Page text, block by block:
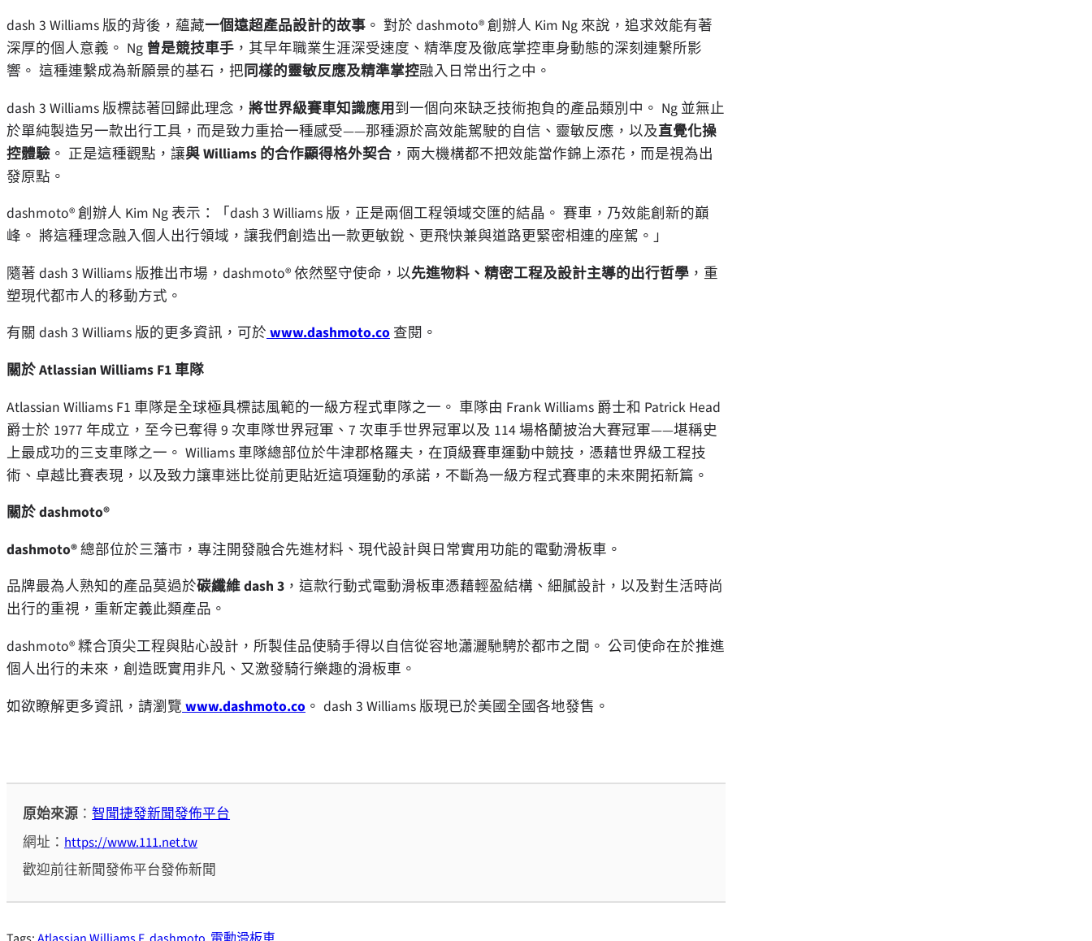
dash 3 Williams 版的背後，蘊藏一個遠超產品設計的故事 。 對於 dashmoto® 創辦人 Kim Ng 來說，追求效能有著
深厚的個人意義。 Ng 曾是競技車手 ，其早年職業生涯深受速度、精準度及徹底掌控車身動態的深刻連繫所影
響。 這種連繫成為新願景的基石，把同樣的靈敏反應及精準掌控融入日常出行之中。
dash 3 Williams 版標誌著回歸此理念， 將世界級賽車知識應用到一個向來缺乏技術抱負的產品類別中。 Ng 並無止
於單純製造另一款出行工具，而是致力重拾一種感受——那種源於高效能駕駛的自信、靈敏反應，以及直覺化操
控體驗 。 正是這種觀點，讓與 Williams 的合作顯得格外契合 ，兩大機構都不把效能當作錦上添花，而是視為出
發原點。
dashmoto® 創辦人 Kim Ng 表示：「dash 3 Williams 版，正是兩個工程領域交匯的結晶。 賽車，乃效能創新的巔
峰。 將這種理念融入個人出行領域，讓我們創造出一款更敏銳、更飛快兼與道路更緊密相連的座駕。」
隨著 dash 3 Williams 版推出市場，dashmoto® 依然堅守使命，以先進物料、精密工程及設計主導的出行哲學 ，重
塑現代都市人的移動方式。
有關 dash 3 Williams 版的更多資訊，可於 www.dashmoto.co 查閱。
關於 Atlassian Williams F1 車隊
Atlassian Williams F1 車隊是全球極具標誌風範的一級方程式車隊之一。 車隊由 Frank Williams 爵士和 Patrick Head
爵士於 1977 年成立，至今已奪得 9 次車隊世界冠軍、7 次車手世界冠軍以及 114 場格蘭披治大賽冠軍——堪稱史
上最成功的三支車隊之一。 Williams 車隊總部位於牛津郡格羅夫，在頂級賽車運動中競技，憑藉世界級工程技
術、卓越比賽表現，以及致力讓車迷比從前更貼近這項運動的承諾，不斷為一級方程式賽車的未來開拓新篇。
關於 dashmoto®
dashmoto®總部位於三藩市，專注開發融合先進材料、現代設計與日常實用功能的電動滑板車。
品牌最為人熟知的產品莫過於碳纖維 dash 3 ，這款行動式電動滑板車憑藉輕盈結構、細膩設計，以及對生活時尚
出行的重視，重新定義此類產品。
dashmoto® 糅合頂尖工程與貼心設計，所製佳品使騎手得以自信從容地瀟灑馳騁於都市之間。 公司使命在於推進
個人出行的未來，創造既實用非凡、又激發騎行樂趣的滑板車。
如欲瞭解更多資訊，請瀏覽 www.dashmoto.co 。 dash 3 Williams 版現已於美國全國各地發售。
原始來源 ：智聞捷發新聞發佈平台
網址： https://www.111.net.tw
歡迎前往新聞發佈平台發佈新聞